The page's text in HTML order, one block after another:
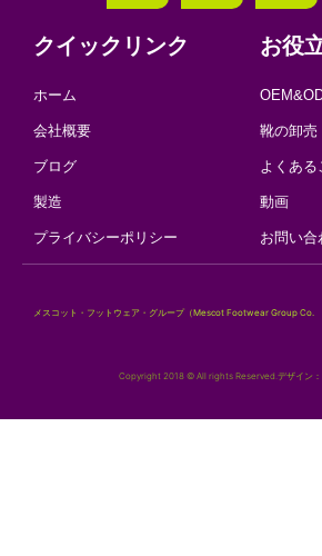
クイックリンク
ホーム
会社概要
ブログ
製造
プライバシーポリシー
お役
靴の卸売
よくある
動画
お問い合
メスコット・フットウェア・グループ（Mescot Footwear Group Co.
Copyright 2018 © All rights Reserved.デザイン